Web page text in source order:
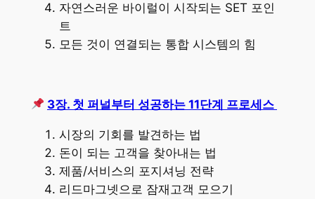
자연스러운 바이럴이 시작되는 SET 포인
트
모든 것이 연결되는 통합 시스템의 힘
3장. 첫 퍼널부터 성공하는 11단계 프로세스
시장의 기회를 발견하는 법
돈이 되는 고객을 찾아내는 법
제품/서비스의 포지셔닝 전략
리드마그넷으로 잠재고객 모으기